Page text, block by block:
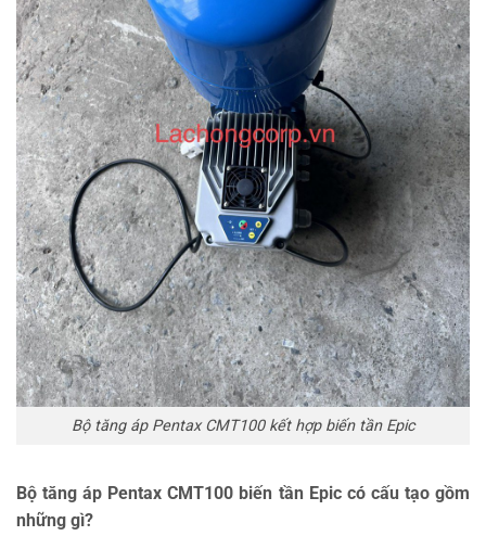
Bộ tăng áp Pentax CMT100 kết hợp biến tần Epic
Bộ tăng áp Pentax CMT100 biến tần Epic có cấu tạo gồm
những gì?